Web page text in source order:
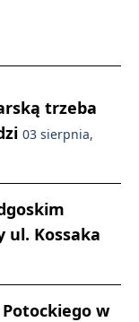
trzeba
03 sierpnia,
ul. Kossaka
w